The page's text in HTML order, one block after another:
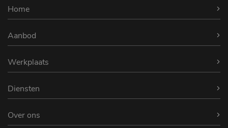
Home
Aanbod
Werkplaats
Diensten
Over ons